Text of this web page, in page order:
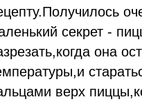
секрет -
она
верх